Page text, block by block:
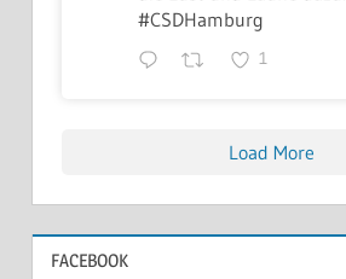
#CSDHamburg
1
Load More
FACEBOOK